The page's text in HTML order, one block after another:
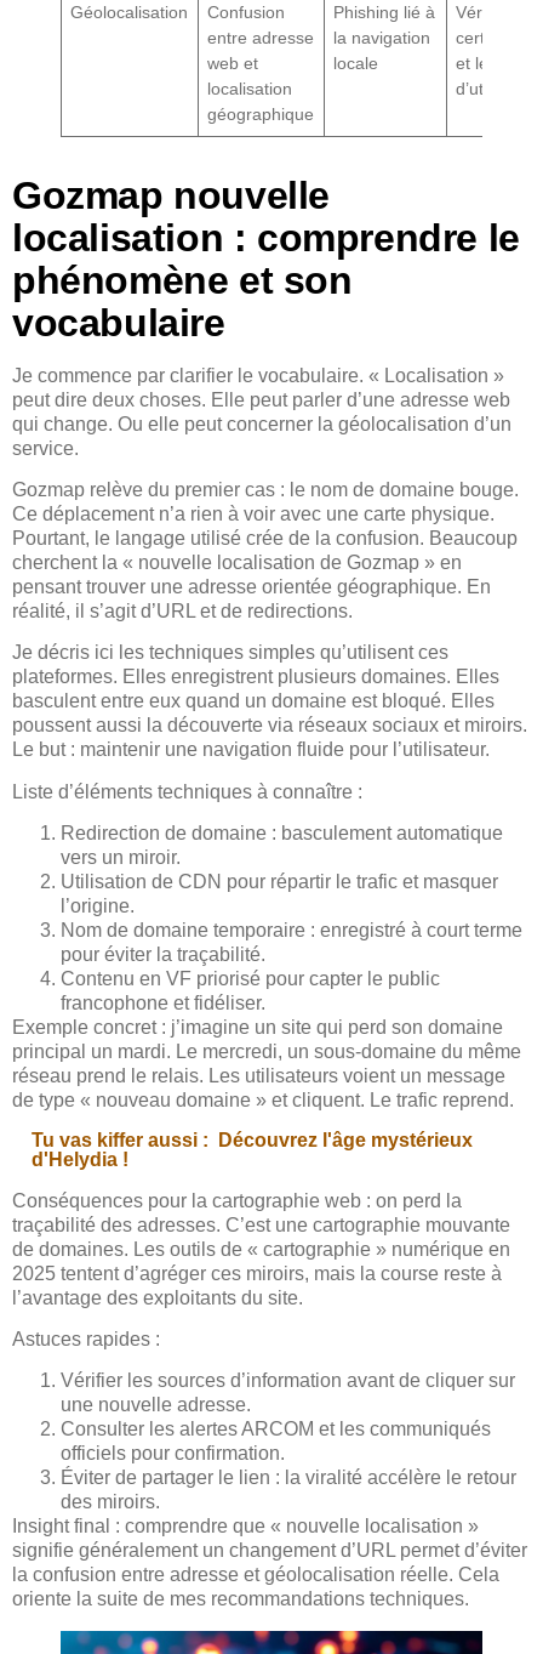
Géolocalisation
Confusion
entre adresse
web et
localisation
géographique
Phishing lié à
la navigation
locale
Vérifier les
certificats
et les avis
Gozmap nouvelle
localisation : comprendre le
phénomène et son
vocabulaire
Je commence par clarifier le vocabulaire. « Localisation »
peut dire deux choses. Elle peut parler d’une adresse web
qui change. Ou elle peut concerner la géolocalisation d’un
service.
Gozmap relève du premier cas : le nom de domaine bouge.
Ce déplacement n’a rien à voir avec une carte physique.
Pourtant, le langage utilisé crée de la confusion. Beaucoup
cherchent la « nouvelle localisation de Gozmap » en
pensant trouver une adresse orientée géographique. En
réalité, il s’agit d’URL et de redirections.
Je décris ici les techniques simples qu’utilisent ces
plateformes. Elles enregistrent plusieurs domaines. Elles
basculent entre eux quand un domaine est bloqué. Elles
poussent aussi la découverte via réseaux sociaux et miroirs.
Le but : maintenir une navigation fluide pour l’utilisateur.
Liste d’éléments techniques à connaître :
Redirection de domaine : basculement automatique
vers un miroir.
Utilisation de CDN pour répartir le trafic et masquer
l’origine.
Nom de domaine temporaire : enregistré à court terme
pour éviter la traçabilité.
Contenu en VF priorisé pour capter le public
francophone et fidéliser.
Exemple concret : j’imagine un site qui perd son domaine
principal un mardi. Le mercredi, un sous-domaine du même
réseau prend le relais. Les utilisateurs voient un message
de type « nouveau domaine » et cliquent. Le trafic reprend.
Tu vas kiffer aussi :
Découvrez l'âge mystérieux
d'Helydia !
Conséquences pour la cartographie web : on perd la
traçabilité des adresses. C’est une cartographie mouvante
de domaines. Les outils de « cartographie » numérique en
2025 tentent d’agréger ces miroirs, mais la course reste à
l’avantage des exploitants du site.
Astuces rapides :
Vérifier les sources d’information avant de cliquer sur
une nouvelle adresse.
Consulter les alertes ARCOM et les communiqués
officiels pour confirmation.
Éviter de partager le lien : la viralité accélère le retour
des miroirs.
Insight final : comprendre que « nouvelle localisation »
signifie généralement un changement d’URL permet d’éviter
la confusion entre adresse et géolocalisation réelle. Cela
oriente la suite de mes recommandations techniques.